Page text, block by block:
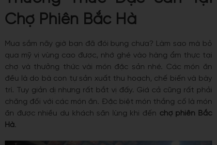
Chợ Phiên Bắc Hà
Mua sắm nãy giờ bạn đã đói bụng chưa? Làm sao mà bỏ
qua mỹ vị vùng cao được, nhớ ghé vào hàng ẩm thực tại
chợ và thưởng thức vài món đặc sản nhé. Các món ăn
đều là do bà con tự sản xuất thu hoạch, chế biến và bày
trí. Tuy giản dị nhưng rất bắt vị đấy. Giá cả cũng rất phải
chăng đối với các món ăn. Đặc biệt món thắng cố là món
ăn được nhiều du khách săn lùng khi đến chợ phiên Bắc
Hà.